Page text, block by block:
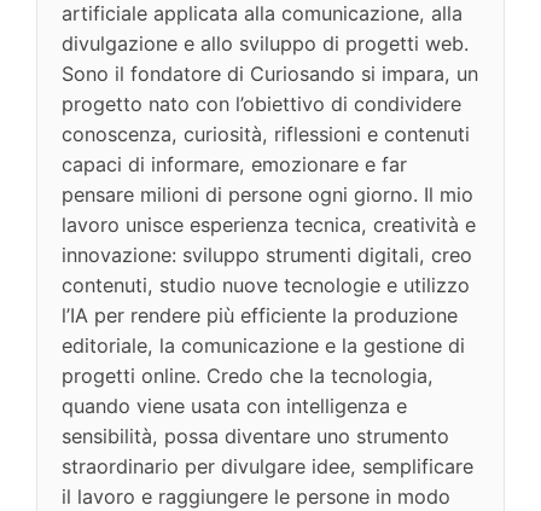
artificiale applicata alla comunicazione, alla
divulgazione e allo sviluppo di progetti web.
Sono il fondatore di Curiosando si impara, un
progetto nato con l’obiettivo di condividere
conoscenza, curiosità, riflessioni e contenuti
capaci di informare, emozionare e far
pensare milioni di persone ogni giorno. Il mio
lavoro unisce esperienza tecnica, creatività e
innovazione: sviluppo strumenti digitali, creo
contenuti, studio nuove tecnologie e utilizzo
l’IA per rendere più efficiente la produzione
editoriale, la comunicazione e la gestione di
progetti online. Credo che la tecnologia,
quando viene usata con intelligenza e
sensibilità, possa diventare uno strumento
straordinario per divulgare idee, semplificare
il lavoro e raggiungere le persone in modo